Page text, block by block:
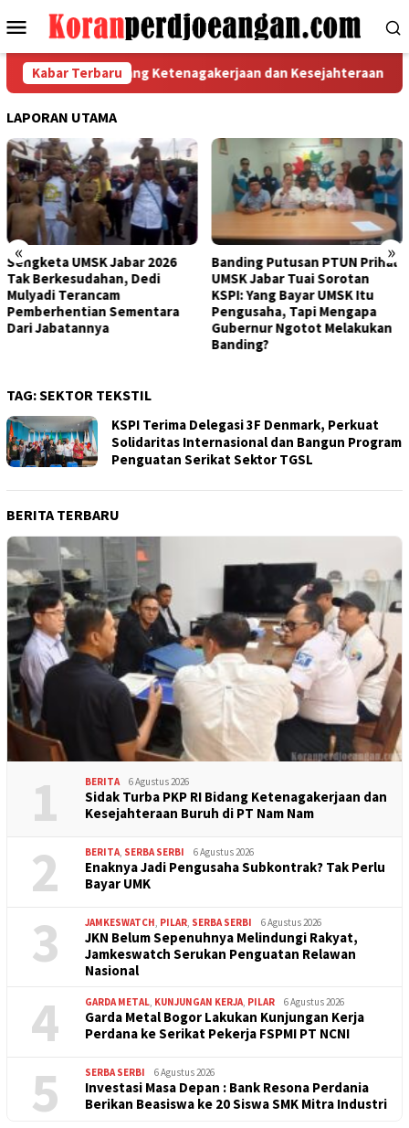
ke
Menu
Mobile
Kabar Terbaru
PKP RI Bidang Ketenagakerjaan dan Kesejahteraan Buruh di
LAPORAN UTAMA
« »
Sengketa UMSK Jabar 2026
Tak Berkesudahan, Dedi
Mulyadi Terancam
Pemberhentian Sementara
Dari Jabatannya
Banding Putusan PTUN Prihal
UMSK Jabar Tuai Sorotan
KSPI: Yang Bayar UMSK Itu
Pengusaha, Tapi Mengapa
Gubernur Ngotot Melakukan
Banding?
TAG:SEKTOR TEKSTIL
KSPI Terima Delegasi 3F Denmark, Perkuat
Solidaritas Internasional dan Bangun Program
Penguatan Serikat Sektor TGSL
BERITA TERBARU
1 BERITA 6 Agustus 2026
Sidak Turba PKP RI Bidang Ketenagakerjaan dan
Kesejahteraan Buruh di PT Nam Nam
2 BERITA, SERBA SERBI 6 Agustus 2026
Enaknya Jadi Pengusaha Subkontrak? Tak Perlu
Bayar UMK
3 JAMKESWATCH, PILAR, SERBA SERBI 6 Agustus 2026
JKN Belum Sepenuhnya Melindungi Rakyat,
Jamkeswatch Serukan Penguatan Relawan
Nasional
4 GARDA METAL, KUNJUNGAN KERJA, PILAR 6 Agustus 2026
Garda Metal Bogor Lakukan Kunjungan Kerja
Perdana ke Serikat Pekerja FSPMI PT NCNI
5 SERBA SERBI 6 Agustus 2026
Investasi Masa Depan : Bank Resona Perdania
Berikan Beasiswa ke 20 Siswa SMK Mitra Industri